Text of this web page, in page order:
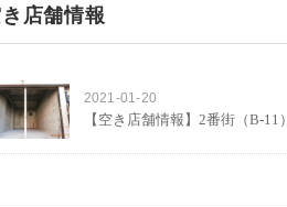
店舗情報
2021-01-20
【空き店舗情報】2番街（B-11）